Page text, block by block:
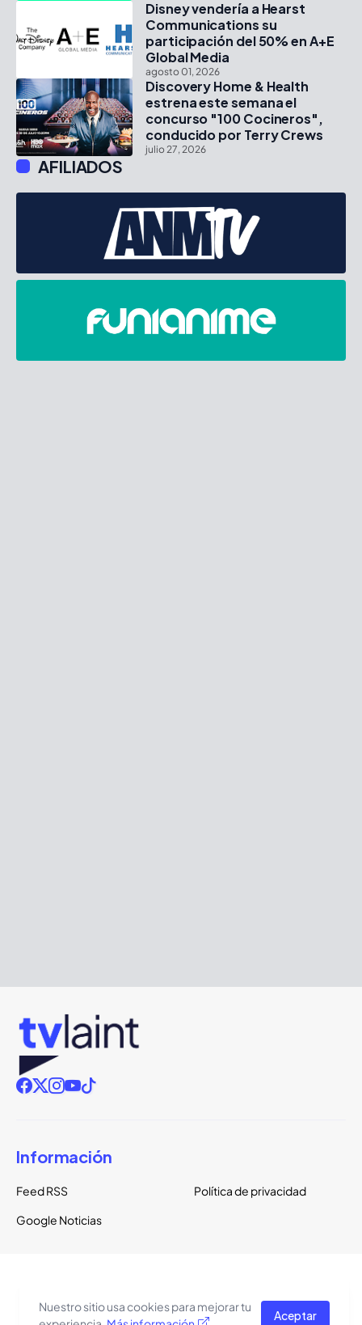
Disney vendería a Hearst
Communications su
participación del 50% en A+E
Global Media
agosto 01, 2026
Discovery Home & Health
estrena este semana el
concurso "100 Cocineros",
conducido por Terry Crews
julio 27, 2026
AFILIADOS
Información
Feed RSS
Política de privacidad
Google Noticias
Todos los derechos reservados.
El tema del sitio está basado en una plantilla de
Pro Blogger
Nuestro sitio usa cookies para mejorar tu
Aceptar